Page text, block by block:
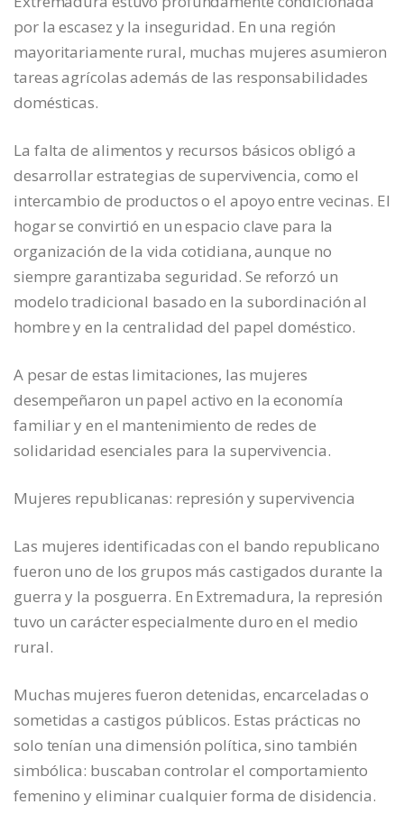
por la escasez y la inseguridad. En una región
mayoritariamente rural, muchas mujeres asumieron
tareas agrícolas además de las responsabilidades
domésticas.
La falta de alimentos y recursos básicos obligó a
desarrollar estrategias de supervivencia, como el
intercambio de productos o el apoyo entre vecinas. El
hogar se convirtió en un espacio clave para la
organización de la vida cotidiana, aunque no
siempre garantizaba seguridad. Se reforzó un
modelo tradicional basado en la subordinación al
hombre y en la centralidad del papel doméstico.
A pesar de estas limitaciones, las mujeres
desempeñaron un papel activo en la economía
familiar y en el mantenimiento de redes de
solidaridad esenciales para la supervivencia.
Mujeres republicanas: represión y supervivencia
Las mujeres identificadas con el bando republicano
fueron uno de los grupos más castigados durante la
guerra y la posguerra. En Extremadura, la represión
tuvo un carácter especialmente duro en el medio
rural.
Muchas mujeres fueron detenidas, encarceladas o
sometidas a castigos públicos. Estas prácticas no
solo tenían una dimensión política, sino también
simbólica: buscaban controlar el comportamiento
femenino y eliminar cualquier forma de disidencia.